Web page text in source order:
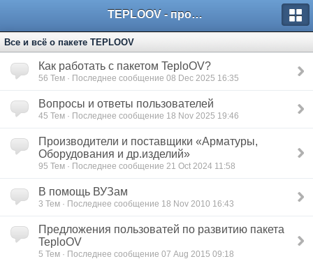
TEPLOOV - программный комплекс для расчёта систем отопления и вентиляции
Все и всё о пакете TEPLOOV
Как работать с пакетом TeploOV?
56 Тем · Последнее сообщение 08 Dec 2025 16:35
Вопросы и ответы пользователей
45 Тем · Последнее сообщение 18 Nov 2025 19:46
Производители и поставщики «Арматуры,
Оборудования и др.изделий»
95 Тем · Последнее сообщение 21 Oct 2024 11:58
В помощь ВУЗам
3 Тем · Последнее сообщение 18 Nov 2010 16:43
Предложения пользоватей по развитию пакета
TeploOV
5 Тем · Последнее сообщение 07 Aug 2015 09:18